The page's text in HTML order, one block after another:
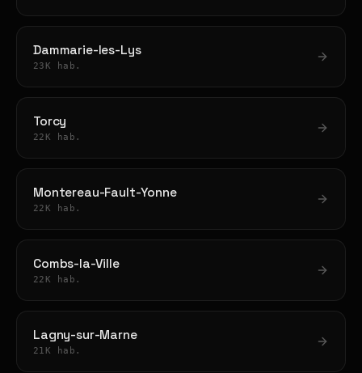
Dammarie-les-Lys
23K hab.
Torcy
22K hab.
Montereau-Fault-Yonne
22K hab.
Combs-la-Ville
22K hab.
Lagny-sur-Marne
21K hab.